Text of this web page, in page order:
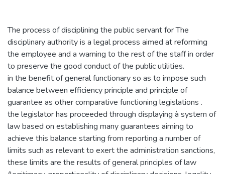
The process of disciplining the public servant for The
disciplinary authority is a legal process aimed at reforming
the employee and a warning to the rest of the staff in order
to preserve the good conduct of the public utilities.
in the benefit of general functionary so as to impose such
balance between efficiency principle and principle of
guarantee as other comparative functioning legislations .
the legislator has proceeded through displaying à system of
law based on establishing many guarantees aiming to
achieve this balance starting from reporting a number of
limits such as relevant to exert the administration sanctions,
these limits are the results of general principles of law